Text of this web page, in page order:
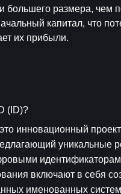
большего размера, чем
капитал, что
их прибыли.
(ID)?
инновационный
уникальные
включают в себя
именованных